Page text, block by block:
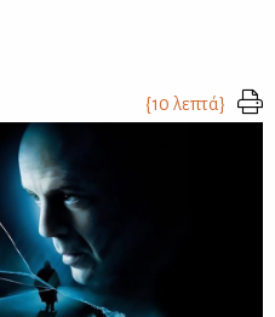
{10 λεπτά}